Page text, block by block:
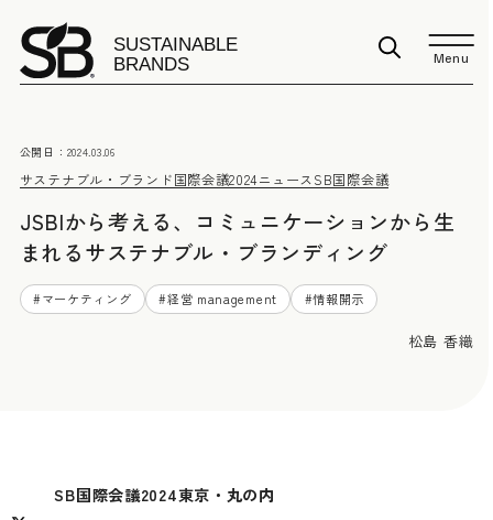
Menu
サステナブル・ブランド国際会議2024ニュースSB国際会議
公開日： 2024.03.06
JSBIから考える、コミュニケーションから生
まれるサステナブル・ブランディング
#マーケティング #経営 management #情報開示
松島 香織
SB国際会議2024東京・丸の内